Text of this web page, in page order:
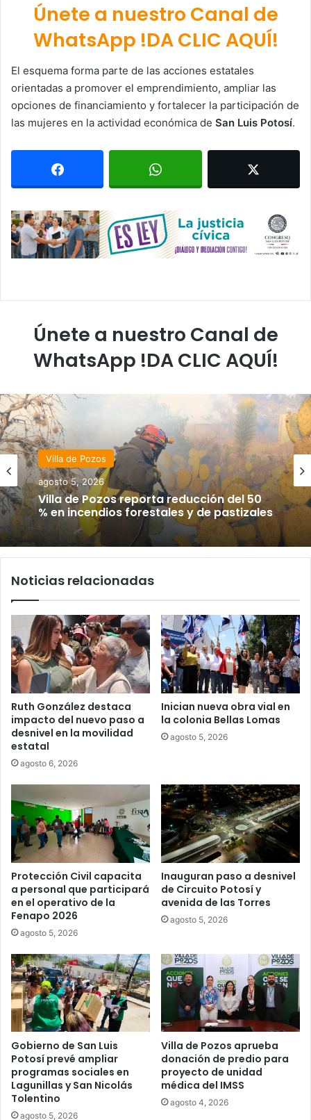
Únete a nuestro Canal de
WhatsApp !DA CLIC AQUÍ!
El esquema forma parte de las acciones estatales
orientadas a promover el emprendimiento, ampliar las
opciones de financiamiento y fortalecer la participación de
las mujeres en la actividad económica de San Luis Potosí.
Únete a nuestro Canal de
WhatsApp !DA CLIC AQUÍ!
Villa de Pozos
agosto 5, 2026
Villa de Pozos reporta reducción del 50
% en incendios forestales y de pastizales
Noticias relacionadas
Ruth González destaca
impacto del nuevo paso a
desnivel en la movilidad
estatal
agosto 6, 2026
Inician nueva obra vial en
la colonia Bellas Lomas
agosto 5, 2026
Protección Civil capacita
a personal que participará
en el operativo de la
Fenapo 2026
agosto 5, 2026
Inauguran paso a desnivel
de Circuito Potosí y
avenida de las Torres
agosto 5, 2026
Gobierno de San Luis
Potosí prevé ampliar
programas sociales en
Lagunillas y San Nicolás
Tolentino
agosto 5, 2026
Villa de Pozos aprueba
donación de predio para
proyecto de unidad
médica del IMSS
agosto 4, 2026